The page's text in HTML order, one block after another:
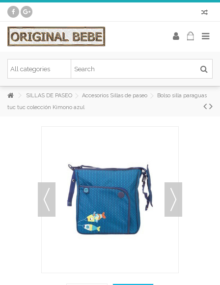
SILLAS DE PASEO Accesorios Sillas de paseo
Bolso silla paraguas
tuc tuc colección Kimono azul